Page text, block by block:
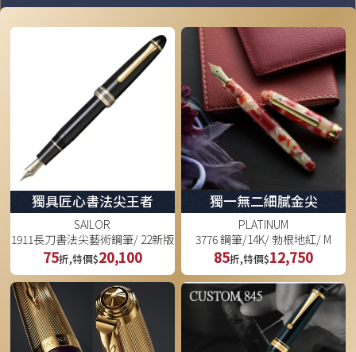
獨具匠心書法尖王者
SAILOR
1911長刀書法尖藝術鋼筆/ 22新版
75折,特價$20,100
獨一無二細膩金尖
PLATINUM
3776 鋼筆/14K/ 勃根地紅/ M
85折,特價$12,750